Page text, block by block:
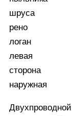
Двухпроводной